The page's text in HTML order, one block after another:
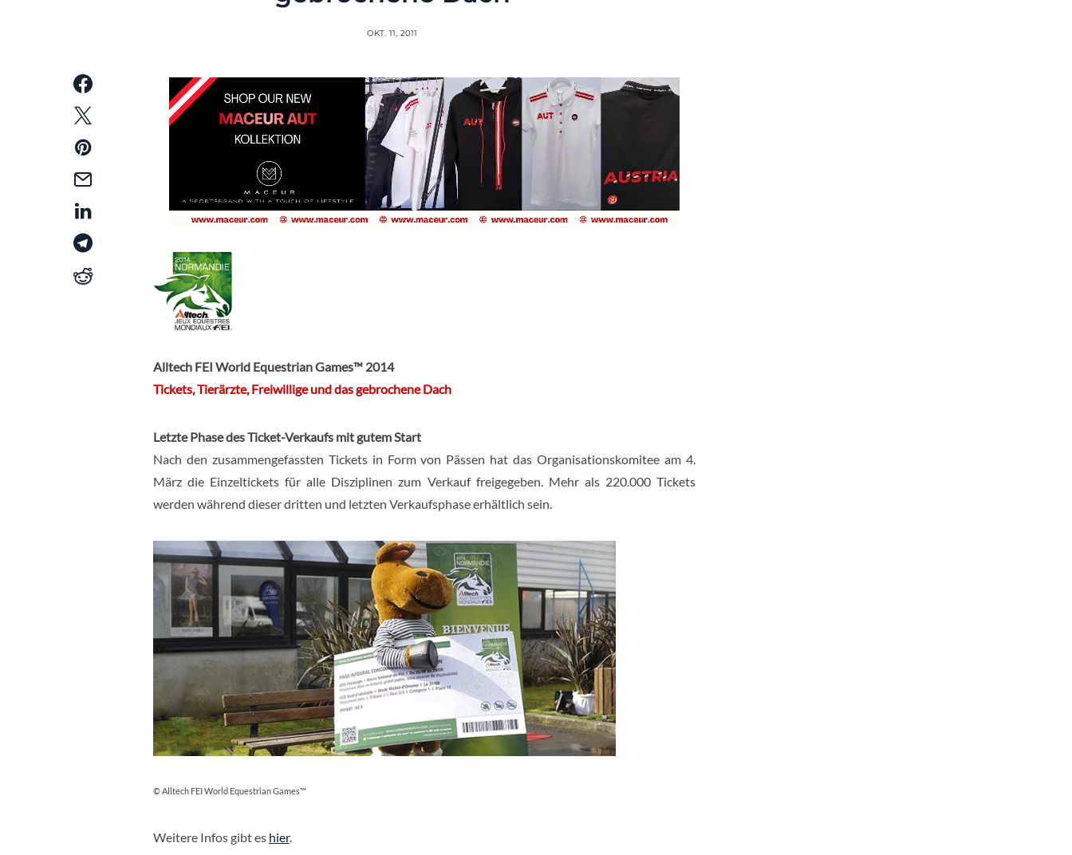
OKT. 11, 2011
Alltech FEI World Equestrian Games™ 2014
Tickets, Tierärzte, Freiwillige und das gebrochene Dach
Letzte Phase des Ticket-Verkaufs mit gutem Start
Nach den zusammengefassten Tickets in Form von Pässen hat das Organisationskomitee am 4.
März die Einzeltickets für alle Disziplinen zum Verkauf freigegeben. Mehr als 220.000 Tickets
werden während dieser dritten und letzten Verkaufsphase erhältlich sein.
© Alltech FEI World Equestrian Games™
Weitere Infos gibt es hier.